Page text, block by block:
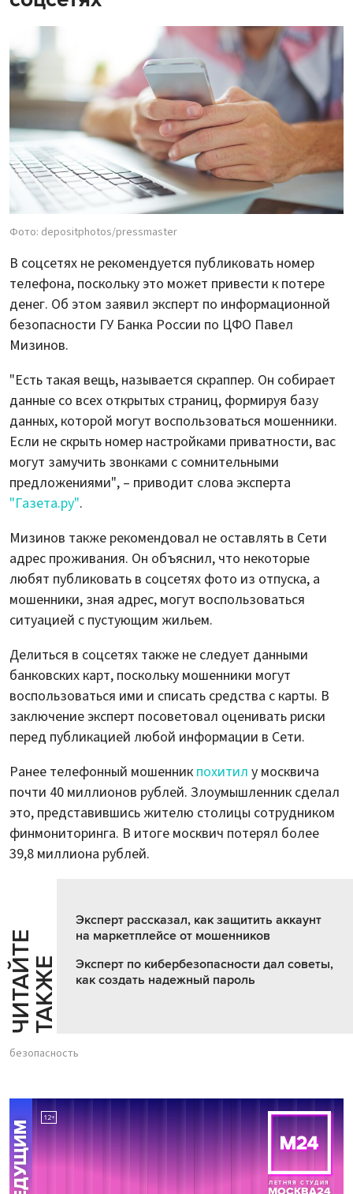
Фото: depositphotos/pressmaster
В соцсетях не рекомендуется публиковать номер
телефона, поскольку это может привести к потере
денег. Об этом заявил эксперт по информационной
безопасности ГУ Банка России по ЦФО Павел
Мизинов.
"Есть такая вещь, называется скраппер. Он собирает
данные со всех открытых страниц, формируя базу
данных, которой могут воспользоваться мошенники.
Если не скрыть номер настройками приватности, вас
могут замучить звонками с сомнительными
предложениями", – приводит слова эксперта
"Газета.ру".
Мизинов также рекомендовал не оставлять в Сети
адрес проживания. Он объяснил, что некоторые
любят публиковать в соцсетях фото из отпуска, а
мошенники, зная адрес, могут воспользоваться
ситуацией с пустующим жильем.
Делиться в соцсетях также не следует данными
банковских карт, поскольку мошенники могут
воспользоваться ими и списать средства с карты. В
заключение эксперт посоветовал оценивать риски
перед публикацией любой информации в Сети.
Ранее телефонный мошенник похитил у москвича
почти 40 миллионов рублей. Злоумышленник сделал
это, представившись жителю столицы сотрудником
финмониторинга. В итоге москвич потерял более
39,8 миллиона рублей.
Ч
И
Т
АЙ
Т
Е
Т
А
К
ЖЕ
Эксперт рассказал, как защитить аккаунт
на маркетплейсе от мошенников
Эксперт по кибербезопасности дал советы,
как создать надежный пароль
безопасность